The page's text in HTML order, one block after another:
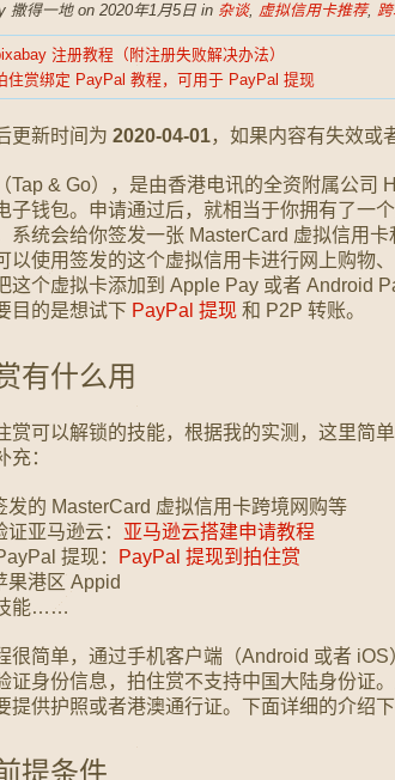
撒得一地 on 2020年1月5日 in 杂谈, 虚拟信用卡推荐,
注册教程（附注册失败解决办法）
住赏绑定 PayPal 教程，可用于 PayPal 提现
更新时间为 2020-04-01，如果内容有失效或
Tap & Go），是由香港电讯的全资附属公司
子钱包。申请通过后，就相当于你拥有了一
系统会给你签发一张 MasterCard 虚拟信用
以使用签发的这个虚拟信用卡进行网上购物
这个虚拟卡添加到 Apple Pay 或者 Android
目的是想试下 PayPal 提现和 P2P 转账。
有什么用
赏可以解锁的技能，根据我的实测，这里简
充：
发的 MasterCard 虚拟信用卡跨境网购等
证亚马逊云： 亚马逊云搭建申请教程
提现：
PayPal 提现到拍住赏
果港区 Appid
能……
很简单，通过手机客户端（Android 或者
证身份信息，拍住赏不支持中国大陆身份证
提供护照或者港澳通行证。下面详细的介绍下
提条件